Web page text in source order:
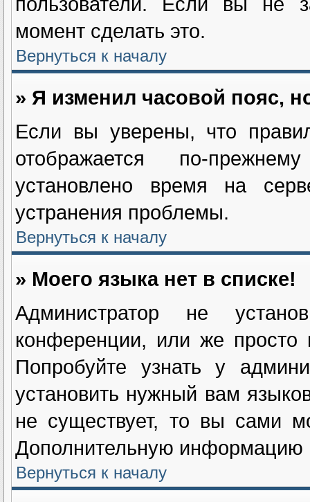
момент сделать это.
Вернуться к началу
» Я изменил часовой пояс,
Если вы уверены, что
отображается по-
установлено время на
устранения проблемы.
Вернуться к началу
» Моего языка нет в списке!
Администратор не
конференции, или же
Попробуйте узнать у
установить нужный вам
не существует, то вы сами
Дополнительную информацию
Вернуться к началу